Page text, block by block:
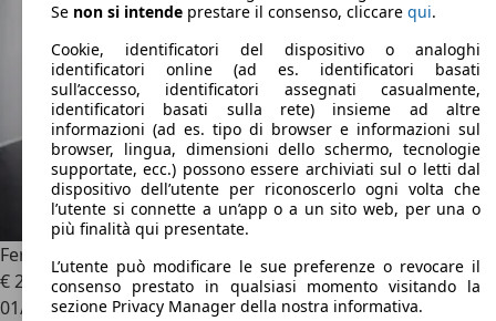
Ferrari F8 Tributo
F8 Tributo con GARANZIA FERRARI POWER
€ 245.000
01/2022
Se non si intende prestare il consenso, cliccare qui.
Cookie, identificatori del dispositivo o analoghi
identificatori online (ad es. identificatori basati
sull’accesso, identificatori assegnati casualmente,
identificatori basati sulla rete) insieme ad altre
informazioni (ad es. tipo di browser e informazioni sul
browser, lingua, dimensioni dello schermo, tecnologie
supportate, ecc.) possono essere archiviati sul o letti dal
dispositivo dell’utente per riconoscerlo ogni volta che
l’utente si connette a un’app o a un sito web, per una o
più finalità qui presentate.
L’utente può modificare le sue preferenze o revocare il
consenso prestato in qualsiasi momento visitando la
sezione Privacy Manager della nostra informativa.